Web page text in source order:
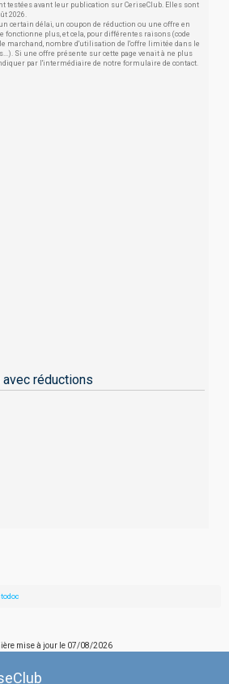
testées avant leur publication sur CeriseClub. Elles sont
2026.
certain délai, un coupon de réduction ou une offre en
fonctionne plus, et cela, pour différentes raisons (code
marchand, nombre d'utilisation de l'offre limitée dans le
Si une offre présente sur cette page venait à ne plus
par l'intermédiaire de notre formulaire de contact.
réductions
mise à jour le 07/08/2026